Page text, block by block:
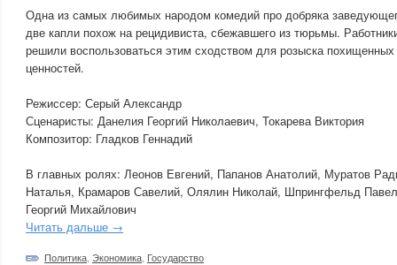
Одна из самых любимых народом комедий про добряка
две капли похож на рецидивиста, сбежавшего из тюрьмы.
решили воспользоваться этим сходством для розыска похищенных
ценностей.
Режиссер: Серый Александр
Сценаристы: Данелия Георгий Николаевич, Токарева Виктория
Композитор: Гладков Геннадий
В главных ролях: Леонов Евгений, Папанов Анатолий, Муратов
Наталья, Крамаров Савелий, Олялин Николай, Шпрингфельд
Георгий Михайлович
Читать дальше →
Политика Экономика Государство